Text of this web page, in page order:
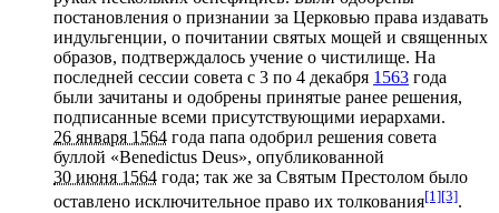
постановления о признании за Церковью права издавать
индульгенции, о почитании святых мощей и священных
образов, подтверждалось учение о чистилище. На
последней сессии совета с 3 по 4 декабря 1563 года
были зачитаны и одобрены принятые ранее решения,
подписанные всеми присутствующими иерархами.
26 января 1564 года папа одобрил решения совета
буллой «Benedictus Deus», опубликованной
30 июня 1564 года; так же за Святым Престолом было
оставлено исключительное право их толкования[1][3].